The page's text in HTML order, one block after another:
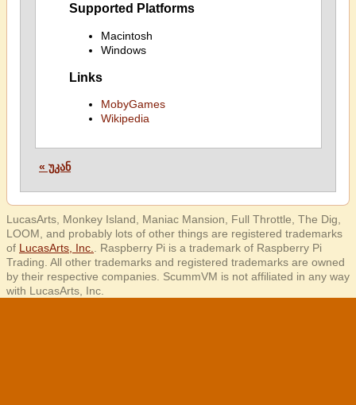
Supported Platforms
Macintosh
Windows
Links
MobyGames
Wikipedia
« უკან
LucasArts, Monkey Island, Maniac Mansion, Full Throttle, The Dig,
LOOM, and probably lots of other things are registered trademarks
of LucasArts, Inc.
. Raspberry Pi is a trademark of Raspberry Pi
Trading. All other trademarks and registered trademarks are owned
by their respective companies. ScummVM is not affiliated in any way
with LucasArts, Inc.